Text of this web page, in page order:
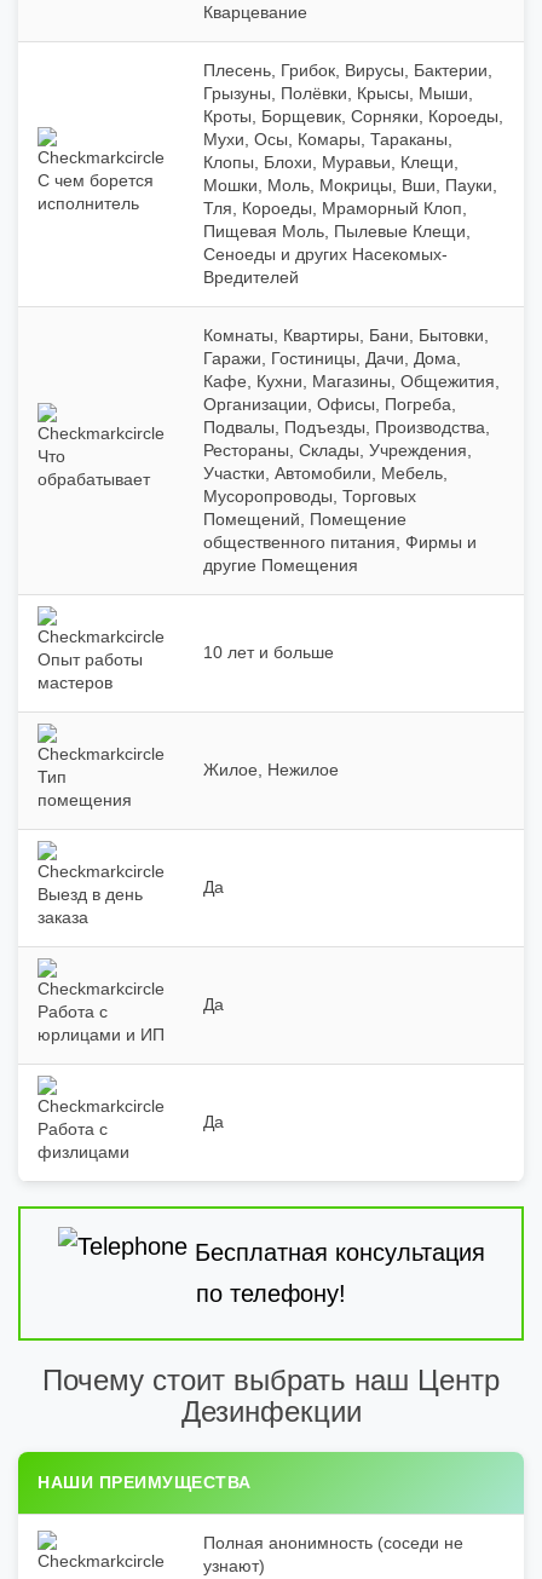
Кварцевание
С чем борется
исполнитель
Плесень, Грибок, Вирусы, Бактерии,
Грызуны, Полёвки, Крысы, Мыши,
Кроты, Борщевик, Сорняки, Короеды,
Мухи, Осы, Комары, Тараканы,
Клопы, Блохи, Муравьи, Клещи,
Мошки, Моль, Мокрицы, Вши, Пауки,
Тля, Короеды, Мраморный Клоп,
Пищевая Моль, Пылевые Клещи,
Сеноеды и других Насекомых-
Вредителей
Что
обрабатывает
Комнаты, Квартиры, Бани, Бытовки,
Гаражи, Гостиницы, Дачи, Дома,
Кафе, Кухни, Магазины, Общежития,
Организации, Офисы, Погреба,
Подвалы, Подъезды, Производства,
Рестораны, Склады, Учреждения,
Участки, Автомобили, Мебель,
Мусоропроводы, Торговых
Помещений, Помещение
общественного питания, Фирмы и
другие Помещения
Опыт работы
мастеров
10 лет и больше
Тип
помещения
Жилое, Нежилое
Выезд в день
заказа
Да
Работа с
юрлицами и ИП
Да
Работа с
физлицами
Да
Бесплатная консультация
по телефону!
Почему стоит выбрать наш Центр
Дезинфекции
НАШИ ПРЕИМУЩЕСТВА
Полная анонимность (соседи не
узнают)